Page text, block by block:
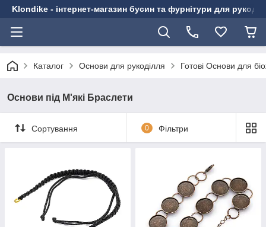
Klondike - інтернет-магазин бусин та фурнітури для
Каталог Основи для рукоділля Готові Основи для
Основи під М'які Браслети
Сортування 0 Фільтри